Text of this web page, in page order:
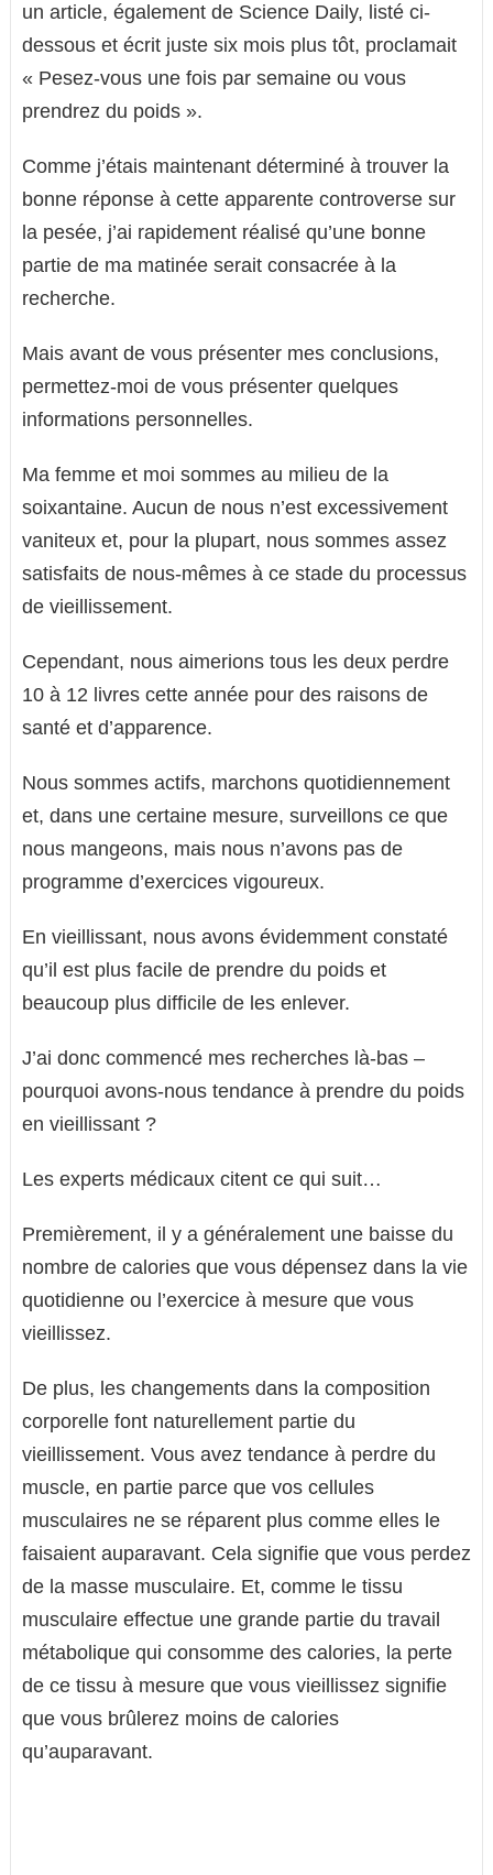
un article, également de Science Daily, listé ci-
dessous et écrit juste six mois plus tôt, proclamait
« Pesez-vous une fois par semaine ou vous
prendrez du poids ».
Comme j’étais maintenant déterminé à trouver la
bonne réponse à cette apparente controverse sur
la pesée, j’ai rapidement réalisé qu’une bonne
partie de ma matinée serait consacrée à la
recherche.
Mais avant de vous présenter mes conclusions,
permettez-moi de vous présenter quelques
informations personnelles.
Ma femme et moi sommes au milieu de la
soixantaine. Aucun de nous n’est excessivement
vaniteux et, pour la plupart, nous sommes assez
satisfaits de nous-mêmes à ce stade du processus
de vieillissement.
Cependant, nous aimerions tous les deux perdre
10 à 12 livres cette année pour des raisons de
santé et d’apparence.
Nous sommes actifs, marchons quotidiennement
et, dans une certaine mesure, surveillons ce que
nous mangeons, mais nous n’avons pas de
programme d’exercices vigoureux.
En vieillissant, nous avons évidemment constaté
qu’il est plus facile de prendre du poids et
beaucoup plus difficile de les enlever.
J’ai donc commencé mes recherches là-bas –
pourquoi avons-nous tendance à prendre du poids
en vieillissant ?
Les experts médicaux citent ce qui suit…
Premièrement, il y a généralement une baisse du
nombre de calories que vous dépensez dans la vie
quotidienne ou l’exercice à mesure que vous
vieillissez.
De plus, les changements dans la composition
corporelle font naturellement partie du
vieillissement. Vous avez tendance à perdre du
muscle, en partie parce que vos cellules
musculaires ne se réparent plus comme elles le
faisaient auparavant. Cela signifie que vous perdez
de la masse musculaire. Et, comme le tissu
musculaire effectue une grande partie du travail
métabolique qui consomme des calories, la perte
de ce tissu à mesure que vous vieillissez signifie
que vous brûlerez moins de calories
qu’auparavant.